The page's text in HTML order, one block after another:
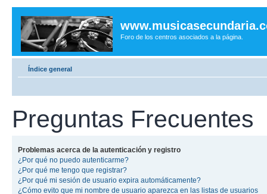
Foro de los centros asociados a la página.
Índice general
Preguntas Frecuentes
Problemas acerca de la autenticación y registro
¿Por qué no puedo autenticarme?
¿Por qué me tengo que registrar?
¿Por qué mi sesión de usuario expira automáticamente?
¿Cómo evito que mi nombre de usuario aparezca en las listas de usuarios